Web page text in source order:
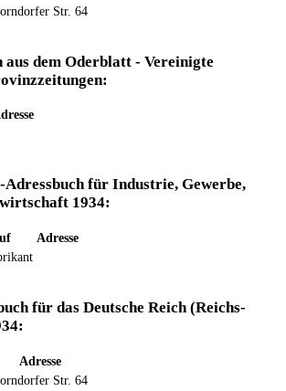
Str. 64
aus dem Oderblatt - Vereinigte
Adressbuch für Industrie, Gewerbe,
1934:
Adresse
für das Deutsche Reich (Reichs-
Adresse
Str. 64